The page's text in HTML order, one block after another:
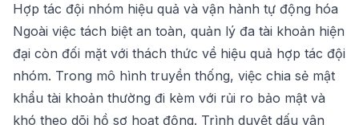
Hợp tác đội nhóm hiệu quả và vận hành tự động hóa
Ngoài việc tách biệt an toàn, quản lý đa tài khoản hiện
đại còn đối mặt với thách thức về hiệu quả hợp tác đội
nhóm. Trong mô hình truyền thống, việc chia sẻ mật
khẩu tài khoản thường đi kèm với rủi ro bảo mật và
khó theo dõi hồ sơ hoạt động. Trình duyệt dấu vân